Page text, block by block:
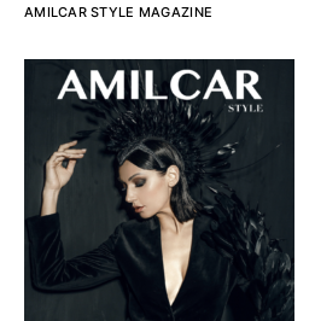
AMILCAR STYLE MAGAZINE